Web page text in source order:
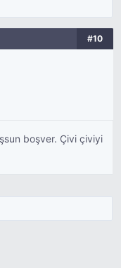
#10
boşver. Çivi çiviyi